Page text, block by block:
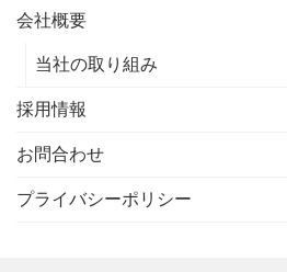
会社概要
当社の取り組み
採用情報
お問合わせ
プライバシーポリシー